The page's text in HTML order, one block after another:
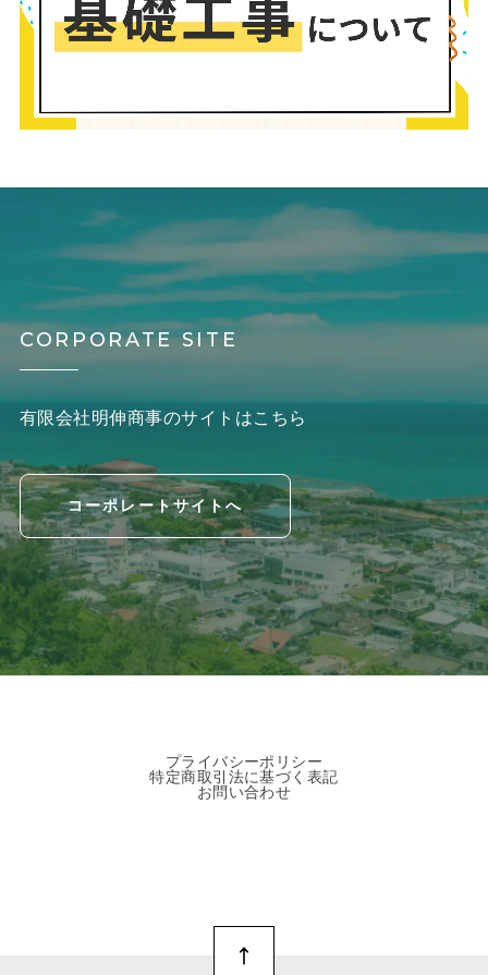
CORPORATE SITE
有限会社明伸商事のサイトはこちら
コーポレートサイトへ
プライバシーポリシー
特定商取引法に基づく表記
お問い合わせ